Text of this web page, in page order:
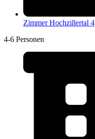
Zimmer Hochzillertal 4
4-6 Personen